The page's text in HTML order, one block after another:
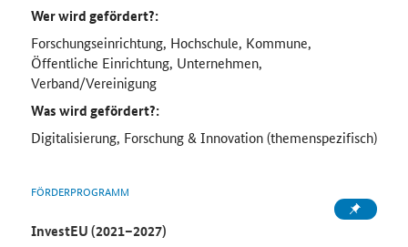
Wer wird gefördert?:
Forschungseinrichtung, Hochschule, Kommune,
Öffentliche Einrichtung, Unternehmen,
Verband/Vereinigung
Was wird gefördert?:
Digitalisierung, Forschung & Innovation (themenspezifisch)
FÖRDERPROGRAMM
InvestEU (2021–2027)